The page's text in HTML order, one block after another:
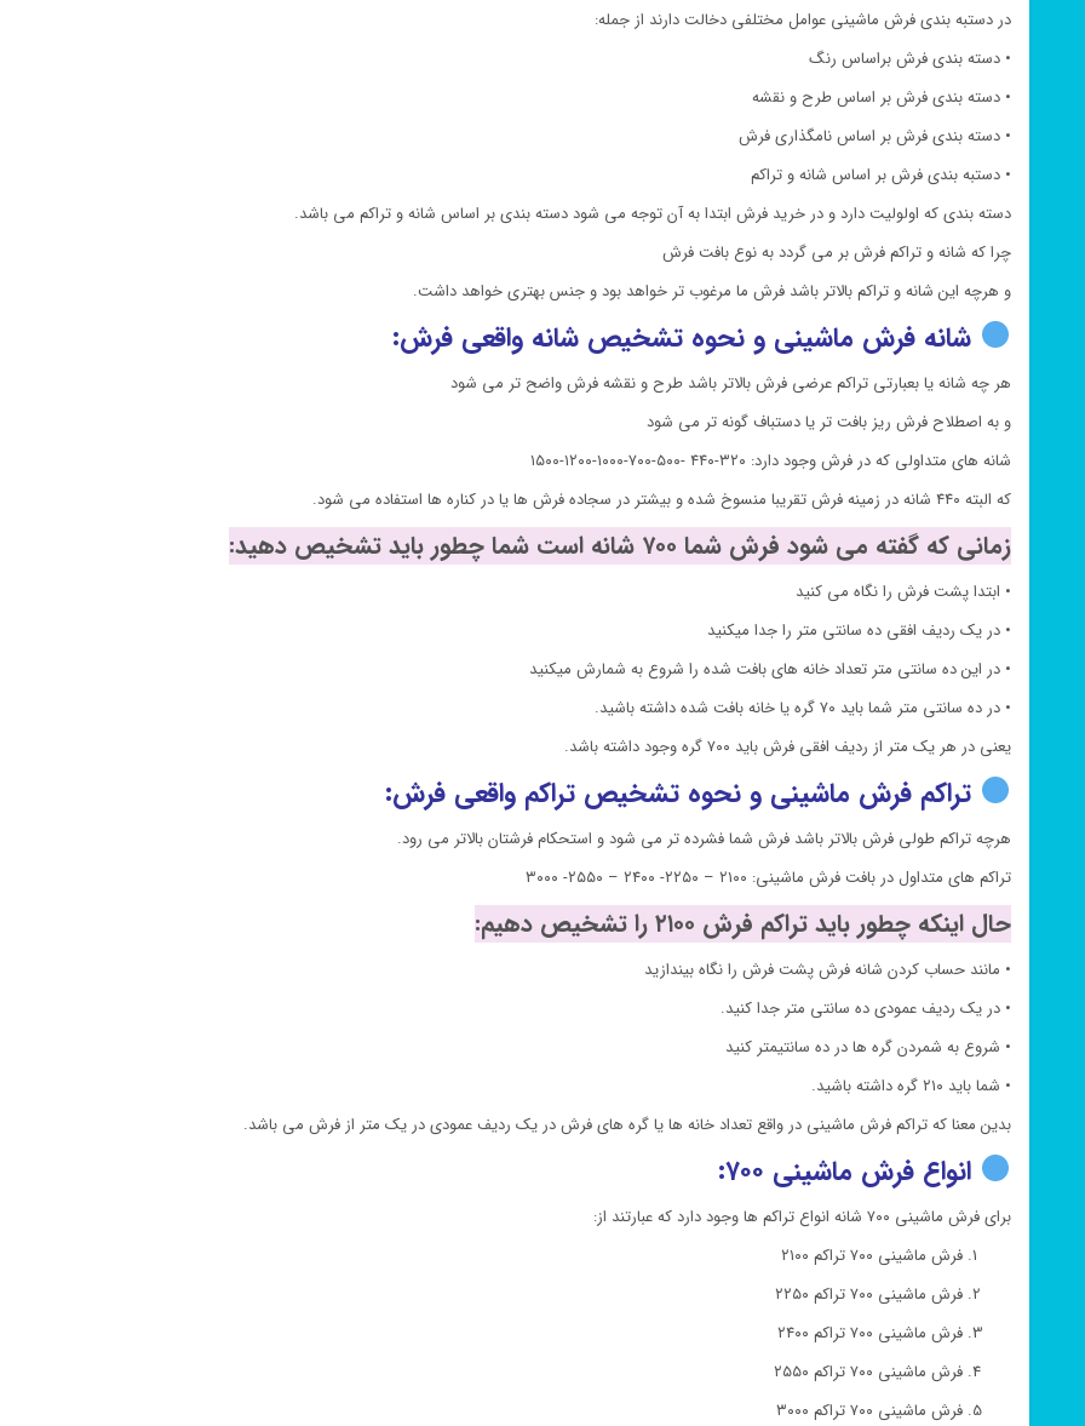
در دستبه بندی فرش ماشینی عوامل مختلفی دخالت دارند از جمله:
• دسته بندی فرش براساس رنگ
• دسته بندی فرش بر اساس طرح و نقشه
• دسته بندی فرش بر اساس نامگذاری فرش
• دستبه بندی فرش بر اساس شانه و تراکم
دسته بندی که اولولیت دارد و در خرید فرش ابتدا به آن توجه می شود دسته بندی بر اساس شانه و تراکم می باشد.
چرا که شانه و تراکم فرش بر می گردد به نوع بافت فرش
و هرچه این شانه و تراکم بالاتر باشد فرش ما مرغوب تر خواهد بود و جنس بهتری خواهد داشت.
شانه فرش ماشینی و نحوه تشخیص شانه واقعی فرش:
هر چه شانه یا بعبارتی تراکم عرضی فرش بالاتر باشد طرح و نقشه فرش واضح تر می شود
و به اصطلاح فرش ریز بافت تر یا دستباف گونه تر می شود
شانه های متداولی که در فرش وجود دارد: ۳۲۰-۴۴۰ -۵۰۰-۷۰۰-۱۰۰۰-۱۲۰۰-۱۵۰۰
که البته ۴۴۰ شانه در زمینه فرش تقریبا منسوخ شده و بیشتر در سجاده فرش ها یا در کناره ها استفاده می شود.
زمانی که گفته می شود فرش شما ۷۰۰ شانه است شما چطور باید تشخیص دهید:
• ابتدا پشت فرش را نگاه می کنید
• در یک ردیف افقی ده سانتی متر را جدا میکنید
• در این ده سانتی متر تعداد خانه های بافت شده را شروع به شمارش میکنید
• در ده سانتی متر شما باید ۷۰ گره یا خانه بافت شده داشته باشید.
یعنی در هر یک متر از ردیف افقی فرش باید ۷۰۰ گره وجود داشته باشد.
تراکم فرش ماشینی و نحوه تشخیص تراکم واقعی فرش:
هرچه تراکم طولی فرش بالاتر باشد فرش شما فشرده تر می شود و استحکام فرشتان بالاتر می رود.
تراکم های متداول در بافت فرش ماشینی: ۲۱۰۰ – ۲۲۵۰- ۲۴۰۰ – ۲۵۵۰- ۳۰۰۰
حال اینکه چطور باید تراکم فرش ۲۱۰۰ را تشخیص دهیم:
• مانند حساب کردن شانه فرش پشت فرش را نگاه بیندازید
• در یک ردیف عمودی ده سانتی متر جدا کنید.
• شروع به شمردن گره ها در ده سانتیمتر کنید
• شما باید ۲۱۰ گره داشته باشید.
بدین معنا که تراکم فرش ماشینی در واقع تعداد خانه ها یا گره های فرش در یک ردیف عمودی در یک متر از فرش می باشد.
انواع فرش ماشینی ۷۰۰:
برای فرش ماشینی ۷۰۰ شانه انواع تراکم ها وجود دارد که عبارتند از:
فرش ماشینی ۷۰۰ تراکم ۲۱۰۰
فرش ماشینی ۷۰۰ تراکم ۲۲۵۰
فرش ماشینی ۷۰۰ تراکم ۲۴۰۰
فرش ماشینی ۷۰۰ تراکم ۲۵۵۰
فرش ماشینی ۷۰۰ تراکم ۳۰۰۰